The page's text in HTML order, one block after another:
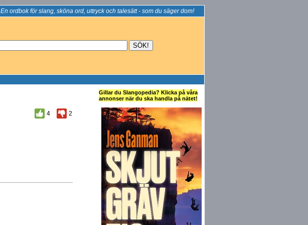
En ordbok för slang, sköna ord, uttryck och talesätt - som du säger dom!
4
2
Gillar du Slangopedia? Klicka på våra
annonser när du ska handla på nätet!